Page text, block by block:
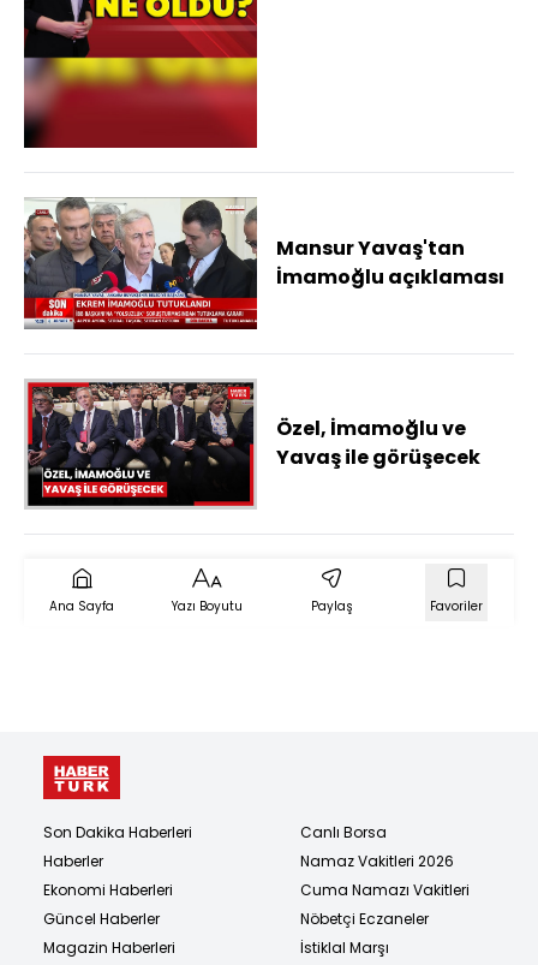
Mansur Yavaş'tan
İmamoğlu açıklaması
Özel, İmamoğlu ve
Yavaş ile görüşecek
Ana Sayfa Yazı Boyutu Paylaş Favoriler
Son Dakika Haberleri
Haberler
Ekonomi Haberleri
Güncel Haberler
Magazin Haberleri
Canlı Borsa
Namaz Vakitleri 2026
Cuma Namazı Vakitleri
Nöbetçi Eczaneler
İstiklal Marşı